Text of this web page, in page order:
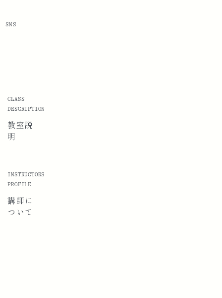
SNS
CLASS
DESCRIPTION
教室説
明
INSTRUCTORS
PROFILE
講師に
ついて